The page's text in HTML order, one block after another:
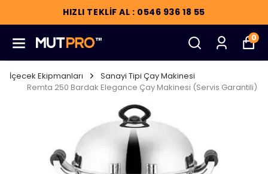
HIZLI TEKLİF AL : 0546 936 18 55
0
İçecek Ekipmanları
Sanayi Tipi Çay Makinesi
Remta 250 Bardak Elegance Çay Makinesi (Servis Garantili)